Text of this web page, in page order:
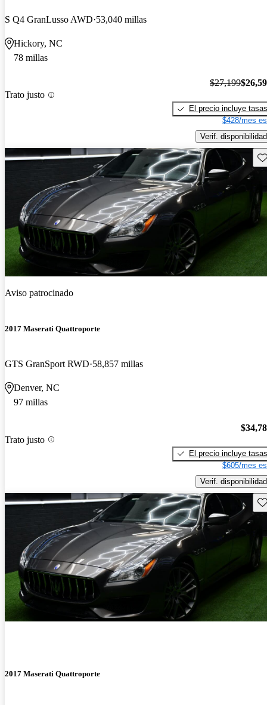
S Q4 GranLusso AWD 53,040 millas
Hickory, NC
78 millas
Trato justo
$27,199
El precio incluye tasas
$428/mes
Verif. disponibilidad
Aviso patrocinado
2017 Maserati Quattroporte
GTS GranSport RWD 58,857 millas
Denver, NC
97 millas
Trato justo
El precio incluye tasas
$605/mes
Verif. disponibilidad
2017 Maserati Quattroporte